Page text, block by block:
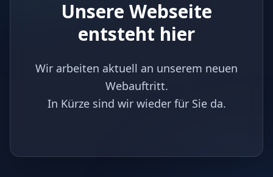
Unsere Webseite
entsteht hier
Wir arbeiten aktuell an unserem neuen
Webauftritt.
In Kürze sind wir wieder für Sie da.